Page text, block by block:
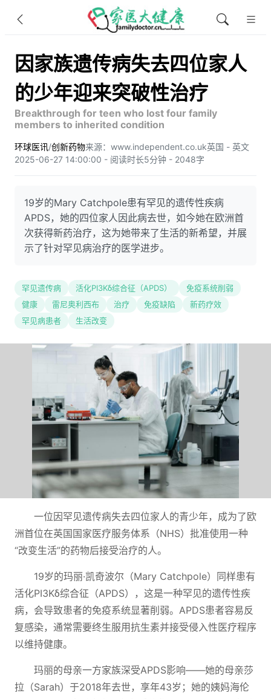
因家族遗传病失去四位家人
的少年迎来突破性治疗
Breakthrough for teen who lost four family
members to inherited condition
环球医讯/创新药物来源：www.independent.co.uk英国 - 英文
2025-06-27 14:00:00 - 阅读时长5分钟 - 2048字
19岁的Mary Catchpole患有罕见的遗传性疾病
APDS，她的四位家人因此病去世，如今她在欧洲首
次获得新药治疗，这为她带来了生活的新希望，并展
示了针对罕见病治疗的医学进步。
罕见遗传病 活化PI3Kδ综合征（APDS）
免疫系统削弱
健康
雷尼奥利西布 治疗 免疫缺陷
新药疗效
罕见病患者
生活改变
一位因罕见遗传病失去四位家人的青少年，成为了欧
洲首位在英国国家医疗服务体系（NHS）批准使用一种
“改变生活”的药物后接受治疗的人。
19岁的玛丽·凯奇波尔（Mary Catchpole）同样患有
活化PI3Kδ综合征（APDS），这是一种罕见的遗传性疾
病，会导致患者的免疫系统显著削弱。APDS患者容易反
复感染，通常需要终生服用抗生素并接受侵入性医疗程序
以维持健康。
玛丽的母亲一方家族深受APDS影响——她的母亲莎
拉（Sarah）于2018年去世，享年43岁；她的姨妈海伦